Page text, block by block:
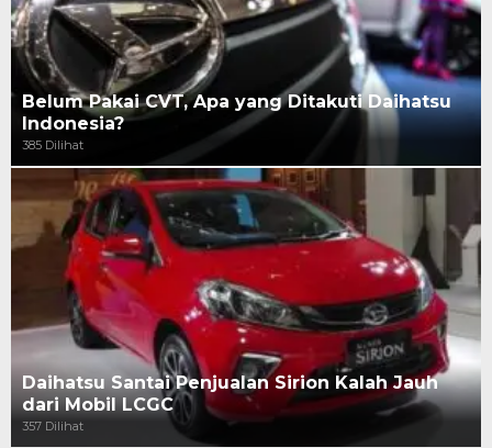
Belum Pakai CVT, Apa yang Ditakuti Daihatsu
Indonesia?
385 Dilihat
Daihatsu Santai Penjualan Sirion Kalah Jauh
dari Mobil LCGC
357 Dilihat